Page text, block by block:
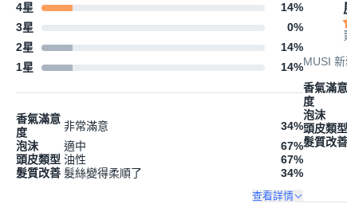
4星
14%
3星
0%
2星
14%
1星
14%
香氣滿意
度
非常滿意 34%
泡沫
適中 67%
頭皮類型 油性 67%
髮質改善 髮絲變得柔順了 34%
查看詳情
MUSI
香氣滿意
度
泡沫
頭皮類型
髮質改善